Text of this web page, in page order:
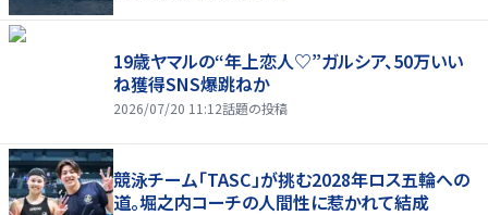
19歳ヤマルの“年上恋人♡”ガルシア、50万いい
ね獲得SNS爆跳ねか
2026/07/20 11:12話題の投稿
競泳チーム「TASC」が挑む2028年ロス五輪への
道。堀之内コーチの人間性に惹かれて結成